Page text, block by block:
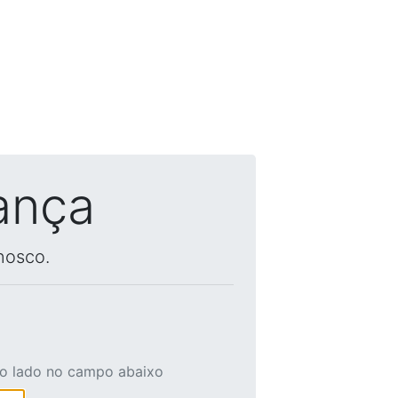
lado no campo abaixo